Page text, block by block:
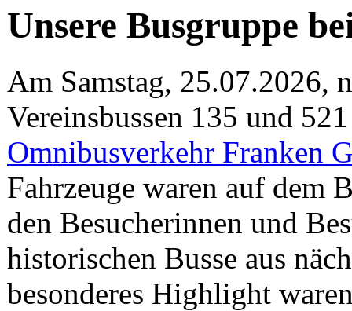
Unsere Busgruppe
Am Samstag, 25.07.2026,
Vereinsbussen 135 und
Omnibusverkehr Franken
Fahrzeuge waren auf dem
den Besucherinnen und
historischen Busse aus
besonderes Highlight